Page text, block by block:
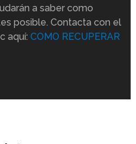
a saber como
posible. Contacta con el
aquí: COMO RECUPERAR